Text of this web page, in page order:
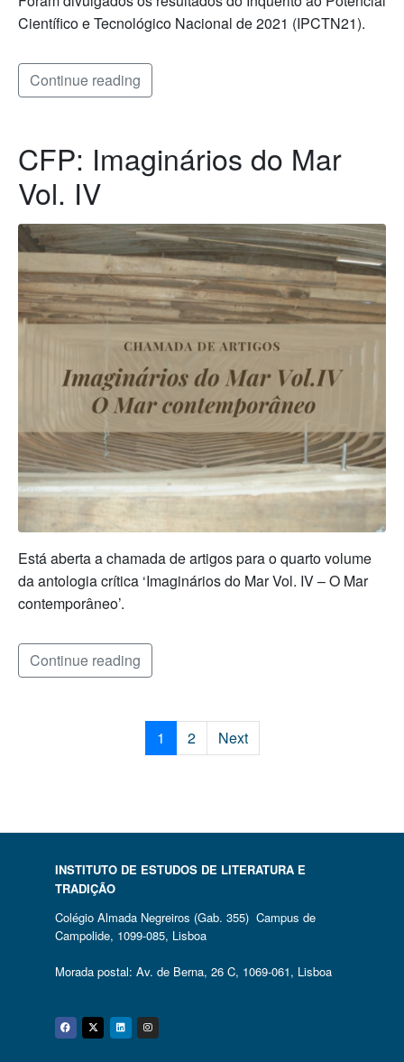
Científico e Tecnológico Nacional de 2021 (IPCTN21).
Continue reading
CFP: Imaginários do Mar
Vol. IV
Está aberta a chamada de artigos para o quarto volume
da antologia crítica ‘Imaginários do Mar Vol. IV – O Mar
contemporâneo’.
Continue reading
1 2 Next
INSTITUTO DE ESTUDOS DE LITERATURA E
TRADIÇÃO
Colégio Almada Negreiros (Gab. 355) Campus de
Campolide, 1099-085, Lisboa
Morada postal: Av. de Berna, 26 C, 1069-061, Lisboa
Facebook
Twitter
Linkedin
Instagram